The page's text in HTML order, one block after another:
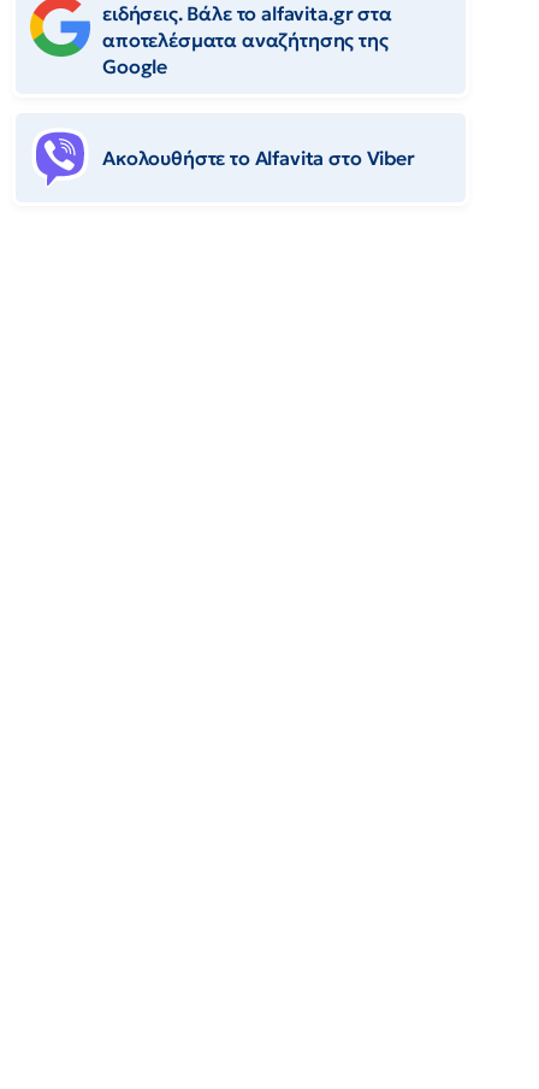
ειδήσεις. Βάλε το alfavita.gr στα
αποτελέσματα αναζήτησης της
Google
Ακολουθήστε το Αlfavita στο Viber